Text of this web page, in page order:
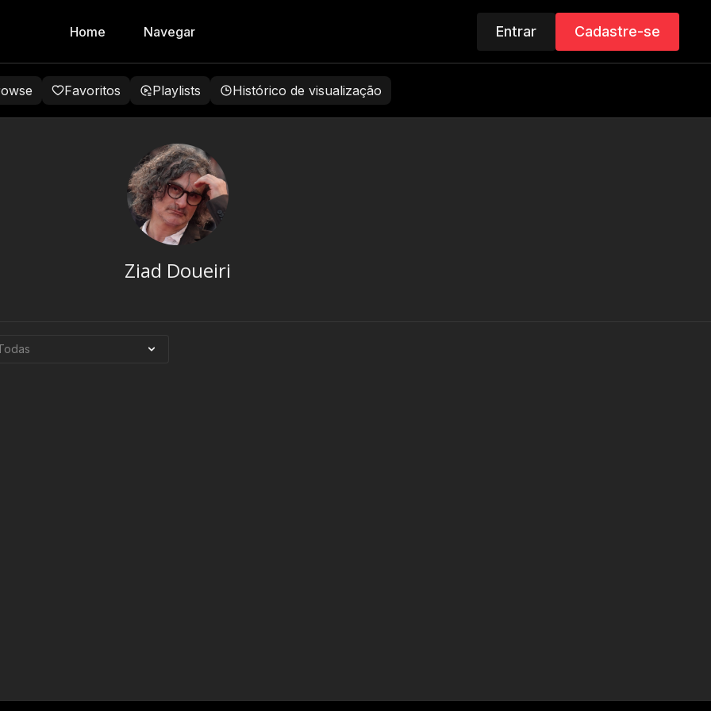
Home Navegar Entrar Cadastre-se
Favoritos Playlists Histórico de visualização
Ziad Doueiri